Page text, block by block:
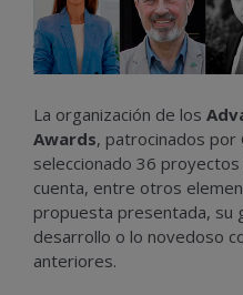
La organización de los
Awards, patrocinados por
seleccionado 36
cuenta, entre otros
propuesta presentada, su
desarrollo o lo novedoso
anteriores.